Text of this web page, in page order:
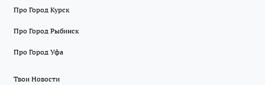
Про Город Курск
Про Город Рыбинск
Про Город Уфа
Твои Новости